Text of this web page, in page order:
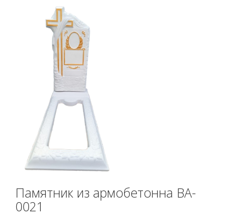
Памятник из армобетонна BA-
0021